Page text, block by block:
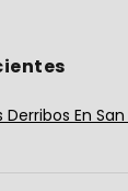
Derribos En